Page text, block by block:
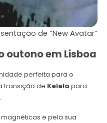
de “New Avatar”
outono em Lisboa
perfeita para o
transição de Kelela para
e pela sua